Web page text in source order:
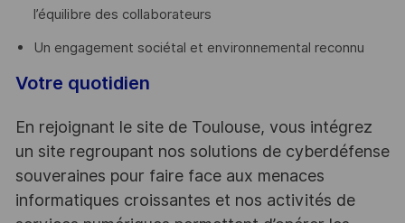
l’équilibre des collaborateurs
Un engagement sociétal et environnemental reconnu
Votre quotidien
En rejoignant le site de Toulouse, vous intégrez
un site regroupant nos solutions de cyberdéfense
souveraines pour faire face aux menaces
informatiques croissantes et nos activités de